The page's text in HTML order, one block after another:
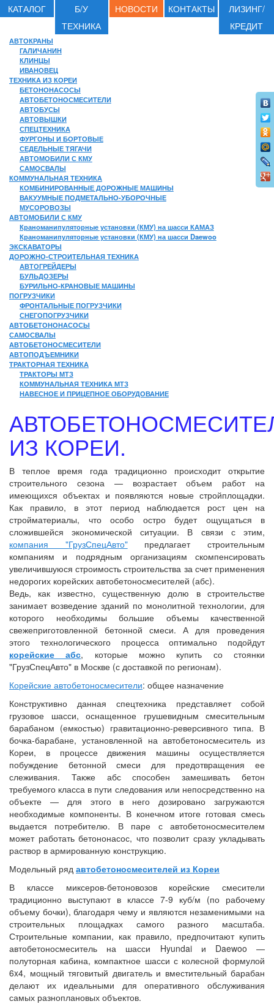
КАТАЛОГ
Б/У
ТЕХНИКА
НОВОСТИ КОНТАКТЫ
ЛИЗИНГ/
КРЕДИТ
АВТОКРАНЫ
ГАЛИЧАНИН
КЛИНЦЫ
ИВАНОВЕЦ
ТЕХНИКА ИЗ КОРЕИ
БЕТОНОНАСОСЫ
АВТОБЕТОНОСМЕСИТЕЛИ
АВТОБУСЫ
АВТОВЫШКИ
СПЕЦТЕХНИКА
ФУРГОНЫ И БОРТОВЫЕ
СЕДЕЛЬНЫЕ ТЯГАЧИ
АВТОМОБИЛИ С КМУ
САМОСВАЛЫ
КОММУНАЛЬНАЯ ТЕХНИКА
КОМБИНИРОВАННЫЕ ДОРОЖНЫЕ МАШИНЫ
ВАКУУМНЫЕ ПОДМЕТАЛЬНО-УБОРОЧНЫЕ
МУСОРОВОЗЫ
АВТОМОБИЛИ С КМУ
Краноманипуляторные установки (КМУ) на шасси КАМАЗ
Краноманипуляторные установки (КМУ) на шасси Daewoo
ЭКСКАВАТОРЫ
ДОРОЖНО-СТРОИТЕЛЬНАЯ ТЕХНИКА
АВТОГРЕЙДЕРЫ
БУЛЬДОЗЕРЫ
БУРИЛЬНО-КРАНОВЫЕ МАШИНЫ
ПОГРУЗЧИКИ
ФРОНТАЛЬНЫЕ ПОГРУЗЧИКИ
СНЕГОПОГРУЗЧИКИ
АВТОБЕТОНОНАСОСЫ
САМОСВАЛЫ
АВТОБЕТОНОСМЕСИТЕЛИ
АВТОПОДЪЕМНИКИ
ТРАКТОРНАЯ ТЕХНИКА
ТРАКТОРЫ МТЗ
КОММУНАЛЬНАЯ ТЕХНИКА МТЗ
НАВЕСНОЕ И ПРИЦЕПНОЕ ОБОРУДОВАНИЕ
ИЗ КОРЕИ.
В теплое время года традиционно происходит открытие
строительного сезона — возрастает объем работ на
имеющихся объектах и появляются новые стройплощадки.
Как правило, в этот период наблюдается рост цен на
стройматериалы, что особо остро будет ощущаться в
сложившейся экономической ситуации. В связи с этим,
компания "ГрузСпецАвто"предлагает строительным
компаниям и подрядным организациям скомпенсировать
увеличившуюся строимость строительства за счет применения
недорогих корейских автобетоносмесителей (абс).
Ведь, как известно, существенную долю в строительстве
занимает возведение зданий по монолитной технологии, для
которого необходимы большие объемы качественной
свежеприготовленной бетонной смеси. А для проведения
этого технологического процесса оптимально подойдут
корейские абс, которые можно купить со стоянки
"ГрузСпецАвто" в Москве (с доставкой по регионам).
Корейские автобетоносмесители: общее назначение
Конструктивно данная спецтехника представляет собой
грузовое шасси, оснащенное грушевидным смесительным
барабаном (емкостью) гравитационно-реверсивного типа. В
бочка-барабане, установленной на автобетоносмеситель из
Кореи, в процессе движения машины осуществляется
побуждение бетонной смеси для предотвращения ее
слеживания. Также абс способен замешивать бетон
требуемого класса в пути следования или непосредственно на
объекте — для этого в него дозировано загружаются
необходимые компоненты. В конечном итоге готовая смесь
выдается потребителю. В паре с автобетоносмесителем
может работать бетононасос, что позволит сразу укладывать
раствор в армированную конструкцию.
Модельный ряд автобетоносмесителей из Кореи
В классе миксеров-бетоновозов корейские смесители
традиционно выступают в классе 7-9 куб/м (по рабочему
объему бочки), благодаря чему и являются незаменимыми на
строительных площадках самого разного масштаба.
Строительные компании, как правило, предпочитают купить
автобетоносмеситель на шасси Hyundai и Daewoo —
полуторная кабина, компактное шасси с колесной формулой
6x4, мощный тяговитый двигатель и вместительный барабан
делают их идеальными для оперативного обслуживания
самых разноплановых объектов.